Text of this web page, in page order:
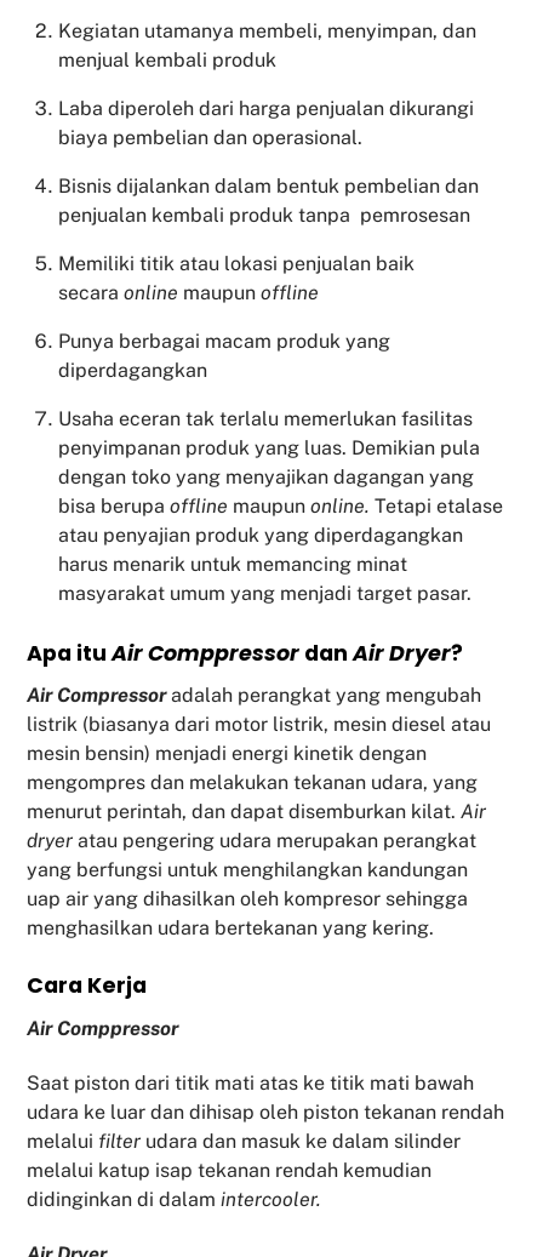
Kegiatan utamanya membeli, menyimpan, dan
menjual kembali produk
Laba diperoleh dari harga penjualan dikurangi
biaya pembelian dan operasional.
Bisnis dijalankan dalam bentuk pembelian dan
penjualan kembali produk tanpa pemrosesan
Memiliki titik atau lokasi penjualan baik
secara online maupun offline
Punya berbagai macam produk yang
diperdagangkan
Usaha eceran tak terlalu memerlukan fasilitas
penyimpanan produk yang luas. Demikian pula
dengan toko yang menyajikan dagangan yang
bisa berupa offline maupun online. Tetapi etalase
atau penyajian produk yang diperdagangkan
harus menarik untuk memancing minat
masyarakat umum yang menjadi target pasar.
Apa ituAir Comppressor danAir Dryer?
Air Compressoradalah perangkat yang mengubah
listrik (biasanya dari motor listrik, mesin diesel atau
mesin bensin) menjadi energi kinetik dengan
mengompres dan melakukan tekanan udara, yang
menurut perintah, dan dapat disemburkan kilat.Air
dryer atau pengering udara merupakan perangkat
yang berfungsi untuk menghilangkan kandungan
uap air yang dihasilkan oleh kompresor sehingga
menghasilkan udara bertekanan yang kering.
Cara Kerja
Air Comppressor
Saat piston dari titik mati atas ke titik mati bawah
udara ke luar dan dihisap oleh piston tekanan rendah
melalui filter udara dan masuk ke dalam silinder
melalui katup isap tekanan rendah kemudian
didinginkan di dalamintercooler.